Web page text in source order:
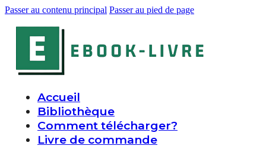
Passer au contenu principal Passer au pied de page
Accueil
Bibliothèque
Comment télécharger?
Livre de commande